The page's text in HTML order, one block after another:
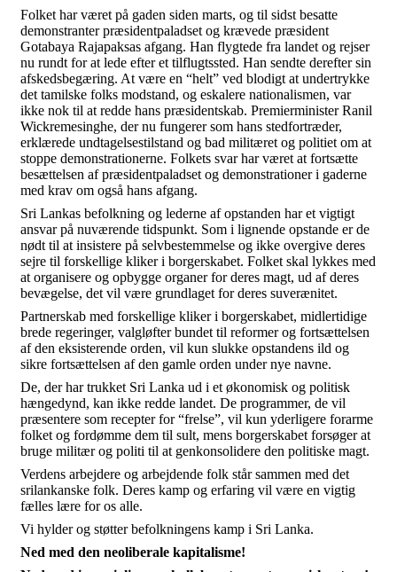
Folket har været på gaden siden marts, og til sidst besatte
demonstranter præsidentpaladset og krævede præsident
Gotabaya Rajapaksas afgang. Han flygtede fra landet og rejser
nu rundt for at lede efter et tilflugtssted. Han sendte derefter sin
afskedsbegæring. At være en “helt” ved blodigt at undertrykke
det tamilske folks modstand, og eskalere nationalismen, var
ikke nok til at redde hans præsidentskab. Premierminister Ranil
Wickremesinghe, der nu fungerer som hans stedfortræder,
erklærede undtagelsestilstand og bad militæret og politiet om at
stoppe demonstrationerne. Folkets svar har været at fortsætte
besættelsen af præsidentpaladset og demonstrationer i gaderne
med krav om også hans afgang.
Sri Lankas befolkning og lederne af opstanden har et vigtigt
ansvar på nuværende tidspunkt. Som i lignende opstande er de
nødt til at insistere på selvbestemmelse og ikke overgive deres
sejre til forskellige kliker i borgerskabet. Folket skal lykkes med
at organisere og opbygge organer for deres magt, ud af deres
bevægelse, det vil være grundlaget for deres suverænitet.
Partnerskab med forskellige kliker i borgerskabet, midlertidige
brede regeringer, valgløfter bundet til reformer og fortsættelsen
af den eksisterende orden, vil kun slukke opstandens ild og
sikre fortsættelsen af den gamle orden under nye navne.
De, der har trukket Sri Lanka ud i et økonomisk og politisk
hængedynd, kan ikke redde landet. De programmer, de vil
præsentere som recepter for “frelse”, vil kun yderligere forarme
folket og fordømme dem til sult, mens borgerskabet forsøger at
bruge militær og politi til at genkonsolidere den politiske magt.
Verdens arbejdere og arbejdende folk står sammen med det
srilankanske folk. Deres kamp og erfaring vil være en vigtig
fælles lære for os alle.
Vi hylder og støtter befolkningens kamp i Sri Lanka.
Ned med den neoliberale kapitalisme!